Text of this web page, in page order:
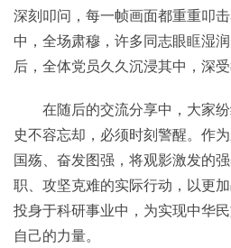
深刻叩问，每一帧画面都重重叩
中，全场肃穆，许多同志眼眶湿
后，全体党员久久沉浸其中，深受
在随后的交流分享中，大家
史不容忘却，必须时刻警醒。作
国殇、奋发图强，将观影激发的
职、攻坚克难的实际行动，以更
投身于科研事业中，为实现中华
自己的力量。